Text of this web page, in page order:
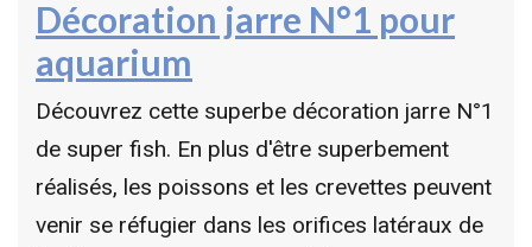
Décoration jarre N°1 pour
aquarium
Découvrez cette superbe décoration jarre N°1
de super fish. En plus d'être superbement
réalisés, les poissons et les crevettes peuvent
venir se réfugier dans les orifices latéraux de